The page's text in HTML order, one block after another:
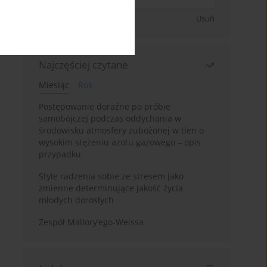
Usuń
Najczęściej czytane
Miesiąc
Rok
Postępowanie doraźne po próbie
samobójczej podczas oddychania w
środowisku atmosfery zubożonej w tlen o
wysokim stężeniu azotu gazowego – opis
przypadku
Style radzenia sobie ze stresem jako
zmienne determinujące jakość życia
młodych dorosłych
Zespół Mallory’ego-Weissa